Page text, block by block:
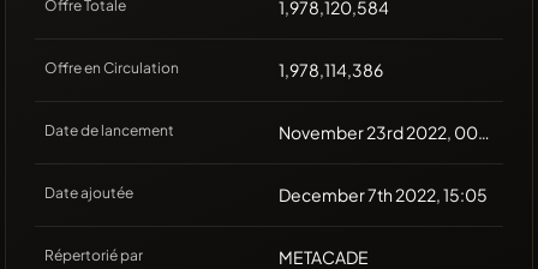
Offre Totale 1,978,120,584
Offre en Circulation 1,978,114,386
Date de lancement November 23rd 2022, 00:00
Date ajoutée December 7th 2022, 15:05
Répertorié par METACADE